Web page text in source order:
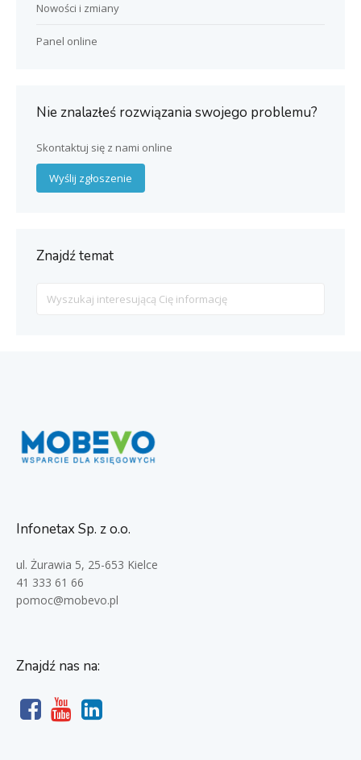
Nowości i zmiany
Panel online
Nie znalazłeś rozwiązania swojego problemu?
Skontaktuj się z nami online
Wyślij zgłoszenie
Znajdź temat
For
Infonetax Sp. z o.o.
ul. Żurawia 5, 25-653 Kielce
41 333 61 66
pomoc@mobevo.pl
Znajdź nas na: